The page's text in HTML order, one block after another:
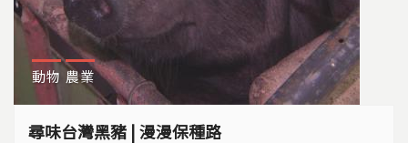
動物 農業
尋味台灣黑豬 | 漫漫保種路